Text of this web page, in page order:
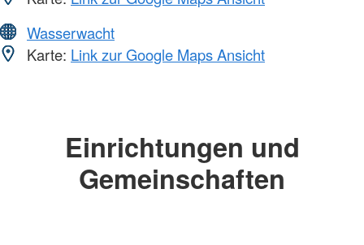
Wasserwacht
Karte: Link zur Google Maps Ansicht
Einrichtungen und
Gemeinschaften